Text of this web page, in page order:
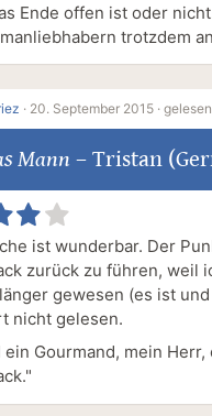
Ende offen ist oder
trotzdem
· 20. September 2015 · gelesen
Mann – Tristan
ist wunderbar. Der
zurück zu führen, weil
gewesen (es ist
nicht gelesen.
ein Gourmand, mein